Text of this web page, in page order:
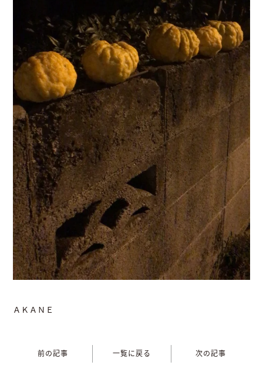
ＡＫＡＮＥ
前の記事 一覧に戻る 次の記事